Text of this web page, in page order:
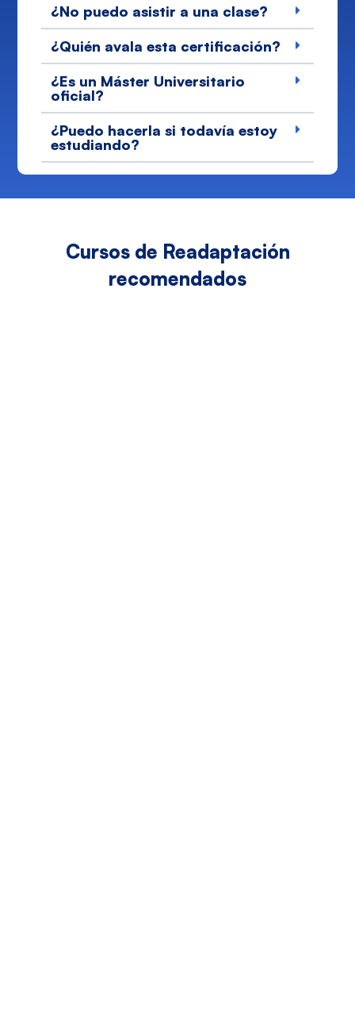
¿No puedo asistir a una clase?
¿Quién avala esta certificación?
¿Es un Máster Universitario
oficial?
¿Puedo hacerla si todavía estoy
estudiando?
Cursos de Readaptación
recomendados